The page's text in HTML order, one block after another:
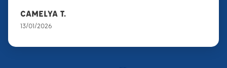
CAMELYA T.
13/01/2026